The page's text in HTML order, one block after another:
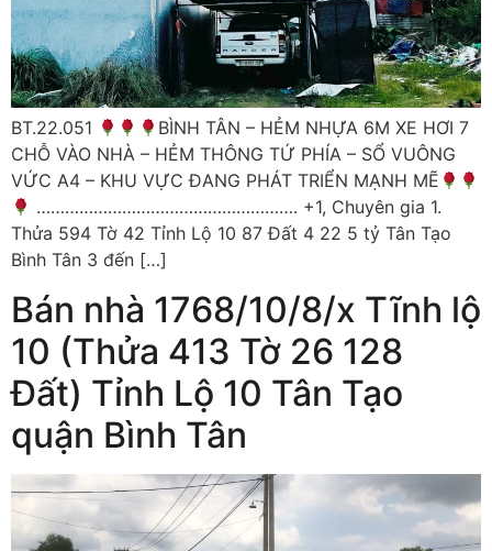
BT.22.051
BÌNH TÂN – HẺM NHỰA 6M XE HƠI 7
CHỖ VÀO NHÀ – HẺM THÔNG TỨ PHÍA – SỔ VUÔNG
VỨC A4 – KHU VỰC ĐANG PHÁT TRIỂN MẠNH MẼ
………………………………………………. +1, Chuyên gia 1.
Thửa 594 Tờ 42 Tỉnh Lộ 10 87 Đất 4 22 5 tỷ Tân Tạo
Bình Tân 3 đến […]
Bán nhà 1768/10/8/x Tĩnh lộ
10 (Thửa 413 Tờ 26 128
Đất) Tỉnh Lộ 10 Tân Tạo
quận Bình Tân